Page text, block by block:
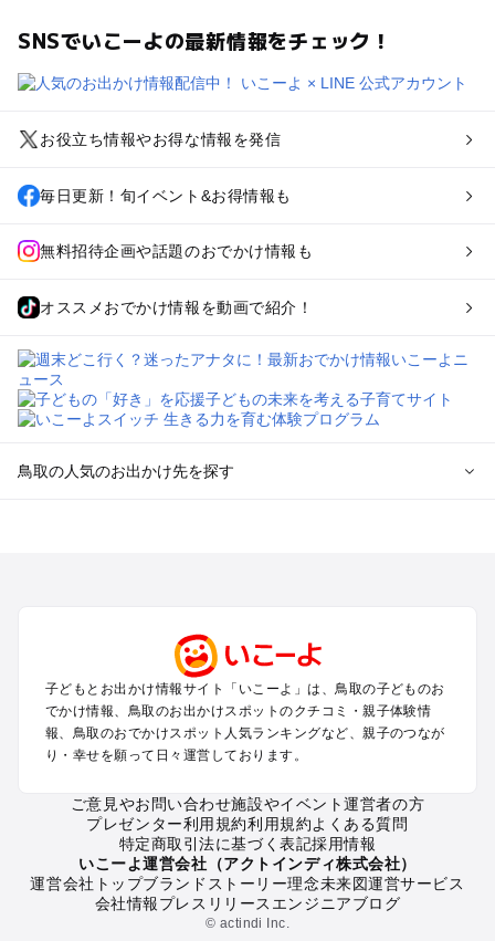
SNSでいこーよの最新情報をチェック！
お役立ち情報やお得な情報を発信
毎日更新！旬イベント&お得情報も
無料招待企画や話題のおでかけ情報も
オススメおでかけ情報を動画で紹介！
鳥取の人気のお出かけ先を探す
鳥取の定番お出かけスポット
鳥取の遊園地
鳥取の動物園
鳥取のバーベキュー
鳥取の牧場
鳥取のプール
鳥取のアスレチック
鳥取の公園・総合公園
鳥取の観光
子どもとお出かけ情報サイト「いこーよ」は、鳥取の子どものお
でかけ情報、鳥取のお出かけスポットのクチコミ・親子体験情
報、鳥取のおでかけスポット人気ランキングなど、親子のつなが
り・幸せを願って日々運営しております。
ご意見やお問い合わせ施設やイベント運営者の方
プレゼンター利用規約利用規約よくある質問
特定商取引法に基づく表記採用情報
いこーよ運営会社（アクトインディ株式会社）
運営会社トップブランドストーリー理念未来図運営サービス
会社情報プレスリリース エンジニアブログ
© actindi Inc.